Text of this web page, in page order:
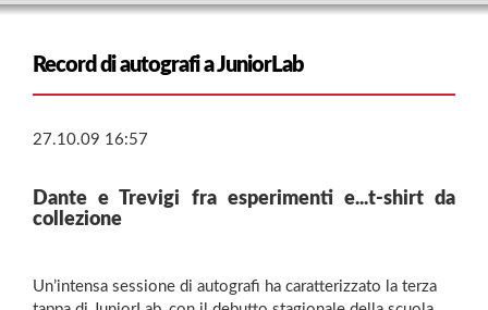
Record di autografi a JuniorLab
27.10.09 16:57
Dante e Trevigi fra esperimenti e...t-shirt da
collezione
Un’intensa sessione di autografi ha caratterizzato la terza